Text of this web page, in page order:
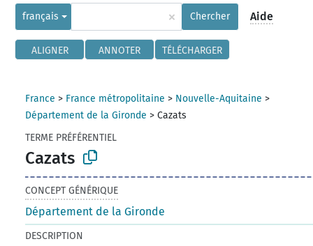
français × Chercher Aide
ALIGNER ANNOTER TÉLÉCHARGER
France > France métropolitaine > Nouvelle-Aquitaine >
Département de la Gironde >Cazats
TERME PRÉFÉRENTIEL
Cazats
CONCEPT GÉNÉRIQUE
Département de la Gironde
DESCRIPTION